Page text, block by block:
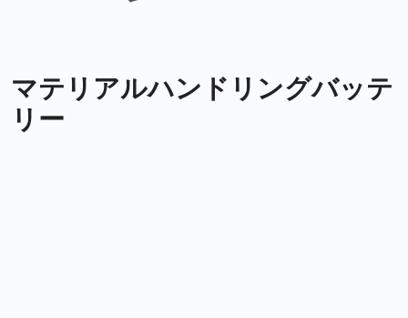
マテリアルハンドリングバッテ
リー